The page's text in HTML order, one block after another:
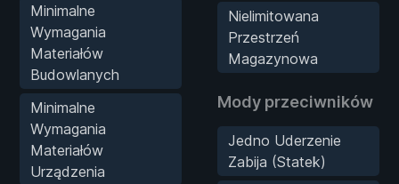
Minimalne
Wymagania
Materiałów
Budowlanych
Minimalne
Wymagania
Materiałów
Urządzenia
Nielimitowana
Przestrzeń
Magazynowa
Mody przeciwników
Jedno Uderzenie
Zabija (Statek)